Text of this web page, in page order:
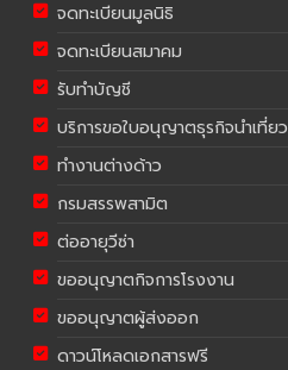
จดทะเบียนมูลนิธิ
จดทะเบียนสมาคม
รับทำบัญชี
บริการขอใบอนุญาตธุรกิจนำเที่ยว
ทำงานต่างด้าว
กรมสรรพสามิต
ต่ออายุวีซ่า
ขออนุญาตกิจการโรงงาน
ขออนุญาตผู้ส่งออก
ดาวน์โหลดเอกสารฟรี